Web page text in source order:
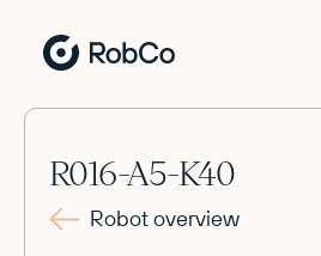
R016-A5-K40
Robot overview